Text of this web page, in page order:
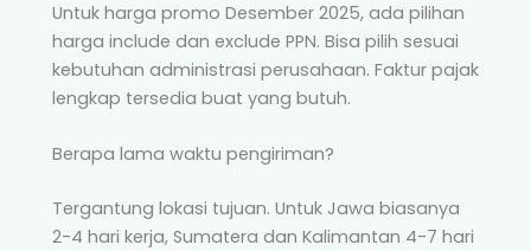
Untuk harga promo Desember 2025, ada pilihan
harga include dan exclude PPN. Bisa pilih sesuai
kebutuhan administrasi perusahaan. Faktur pajak
lengkap tersedia buat yang butuh.
Berapa lama waktu pengiriman?
Tergantung lokasi tujuan. Untuk Jawa biasanya
2-4 hari kerja, Sumatera dan Kalimantan 4-7 hari